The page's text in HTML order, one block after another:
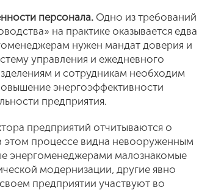
персонала. Одно из требований
на практике оказывается едва
нужен мандат доверия и
управления и ежедневного
и сотрудникам необходим
энергоэффективности
предприятия.
предприятий отчитываются о
этом процессе видна невооруженным
энергоменеджерами малознакомые
модернизации, другие явно
предприятии участвуют во